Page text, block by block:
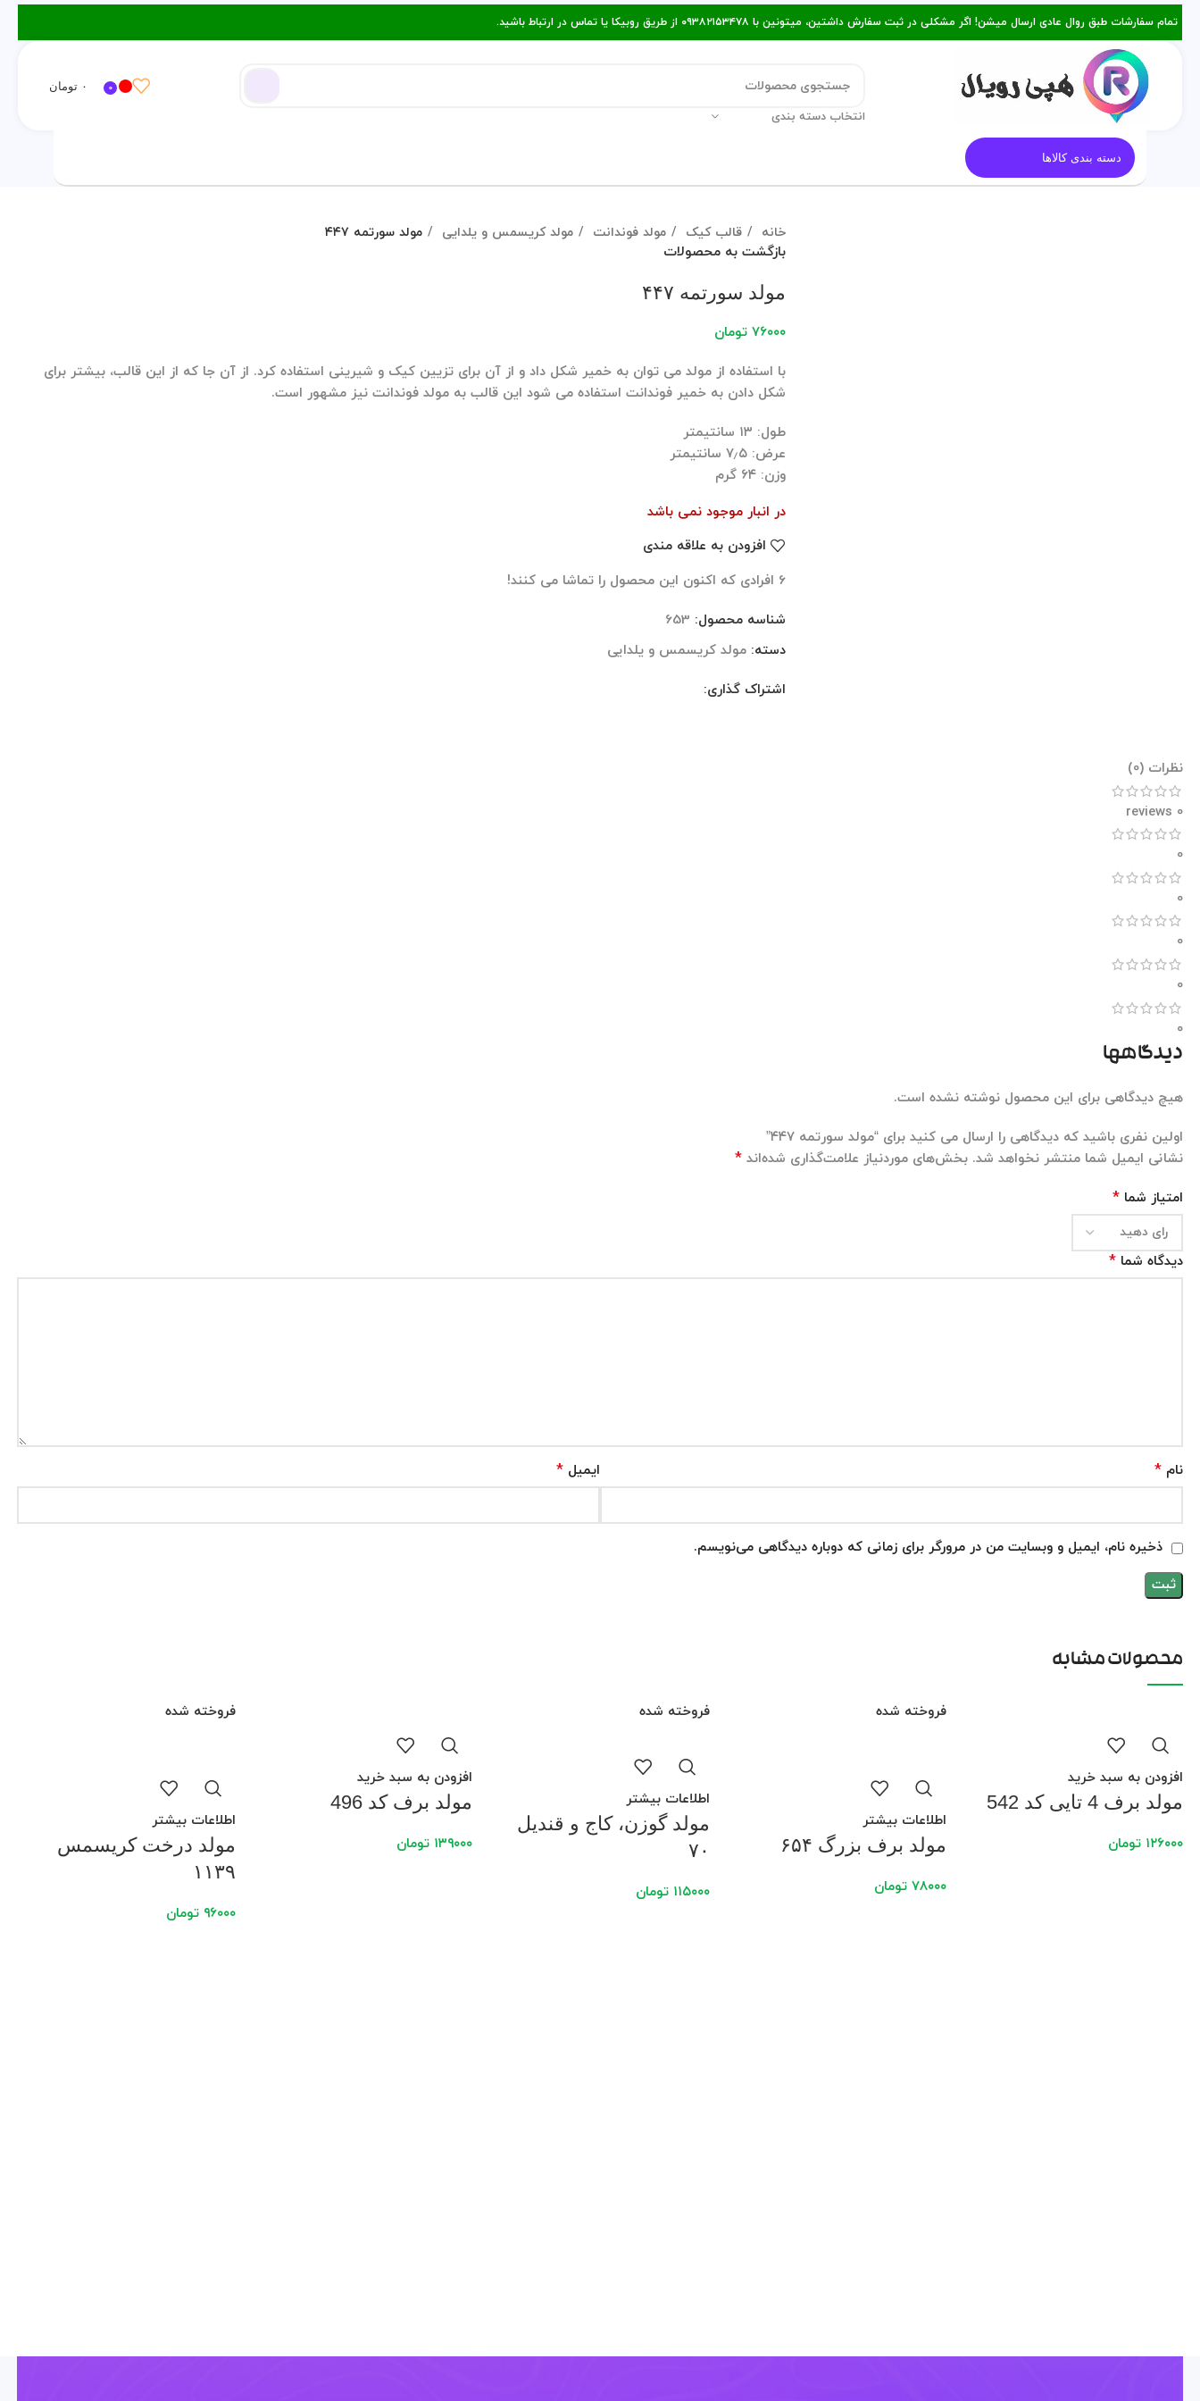
تمام سفارشات طبق روال عادی ارسال میشن! اگر مشکلی در ثبت سفارش داشتین، میتونین با ۰۹۳۸۲۱۵۳۴۷۸ از طریق روبیکا یا تماس در ارتباط باشید.
انتخاب دسته بندی
0 ۰ تومان
دسته بندی کالاها
خانه قالب کیک مولد فوندانت مولد کریسمس و یلدایی مولد سورتمه ۴۴۷
بازگشت به محصولات
مولد سورتمه ۴۴۷
۷۶۰۰۰ تومان
با استفاده از مولد می توان به خمیر شکل داد و از آن برای تزیین کیک و شیرینی استفاده کرد. از آن جا که از این قالب، بیشتر برای
شکل دادن به خمیر فوندانت استفاده می شود این قالب به مولد فوندانت نیز مشهور است.
طول: ۱۳ سانتیمتر
عرض: ۷٫۵ سانتیمتر
وزن: ۶۴ گرم
در انبار موجود نمی باشد
افزودن به علاقه مندی
6 افرادی که اکنون این محصول را تماشا می کنند!
شناسه محصول: 653
دسته: مولد کریسمس و یلدایی
اشتراک گذاری:
نظرات (0)
0 reviews
0
0
0
0
0
دیدگاهها
هیچ دیدگاهی برای این محصول نوشته نشده است.
اولین نفری باشید که دیدگاهی را ارسال می کنید برای “مولد سورتمه ۴۴۷”
نشانی ایمیل شما منتشر نخواهد شد. بخش‌های موردنیاز علامت‌گذاری شده‌اند *
امتیاز شما *
دیدگاه شما *
نام * ایمیل *
ذخیره نام، ایمیل و وبسایت من در مرورگر برای زمانی که دوباره دیدگاهی می‌نویسم.
محصولات مشابه
افزودن به سبد خرید
مولد برف 4 تایی کد 542
۱۲۶۰۰۰ تومان
فروخته شده
اطلاعات بیشتر
مولد برف بزرگ ۶۵۴
۷۸۰۰۰ تومان
فروخته شده
اطلاعات بیشتر
مولد گوزن، کاج و قندیل
۷۰
۱۱۵۰۰۰ تومان
افزودن به سبد خرید
مولد برف کد 496
۱۳۹۰۰۰ تومان
فروخته شده
اطلاعات بیشتر
مولد درخت کریسمس
۱۱۳۹
۹۶۰۰۰ تومان